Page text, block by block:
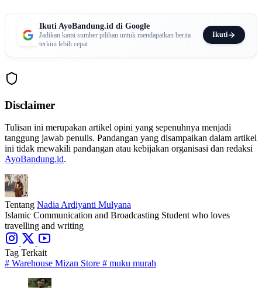
Ikuti AyoBandung.id di Google
Jadikan kami sumber pilihan untuk mendapatkan berita
terkini lebih cepat
Ikuti
Disclaimer
Tulisan ini merupakan artikel opini yang sepenuhnya menjadi
tanggung jawab penulis. Pandangan yang disampaikan dalam artikel
ini tidak mewakili pandangan atau kebijakan organisasi dan redaksi
AyoBandung.id.
Tentang Nadia Ardiyanti Mulyana
Islamic Communication and Broadcasting Student who loves
travelling and writing
Tag Terkait
# Warehouse Mizan Store # muku murah